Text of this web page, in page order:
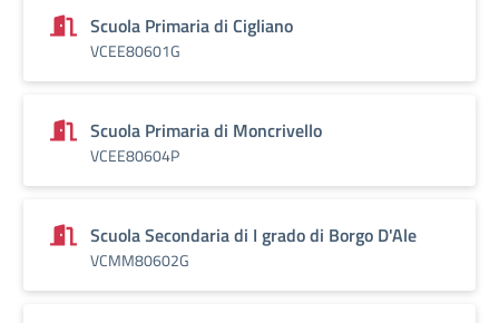
Scuola Primaria di Cigliano
VCEE80601G
Scuola Primaria di Moncrivello
VCEE80604P
Scuola Secondaria di I grado di Borgo D'Ale
VCMM80602G